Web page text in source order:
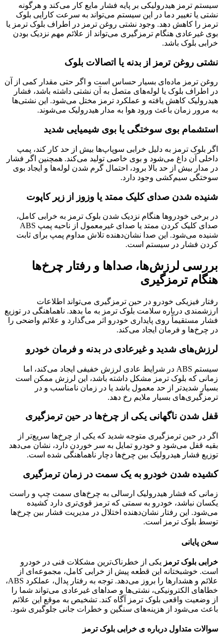
سیستم ترمز هیدرولیکی بر پایه فشار مایع کار می‌کند و هرگونه
نشتی یا تغییر دما در این سیستم می‌تواند به سرعت کارایی بلوک
ترمز را کاهش دهد. وجود نشتی روغن ترمز در اطراف بلوک ترمز یا
بوی غیرعادی هنگام ترمزگیری می‌تواند از علائم مهم نزدیک بودن
خرابی بلوک باشد.
نشتی روغن ترمز از بدنه یا اتصالات بلوک
روغن ترمز ماده‌ای بسیار حساس است و اگر حتی مقدار کمی از آن
در اطراف بلوک یا لوله‌های متصل به آن نشتی داشته باشد، فشار
هیدرولیک کاهش یافته و عملکرد ترمز مختل می‌شود. این نشتی‌ها
به مرور زمان باعث ورود هوا به مدار هیدرولیک می‌شوند.
استشمام بوی سوختگی یا بوی شیمیایی شدید
اگر بلوک ترمز به دلیل خرابی سوپاپ‌ها بیش از حد کار کند، پمپ
داخلی آن داغ می‌شود و بوی خاصی تولید می‌کند. همچنین اگر فشار
در مدار بیش از حد بالا برود، احتمال گرم شدن لوله‌ها و ایجاد بوی
سوختگی سیم‌کشی وجود دارد.
شنیده شدن صدای کلیک ممتد یا وزوز از زیر کاپوت
در برخی خودروها هنگام نزدیک شدن بلوک ترمز به خرابی کامل،
صدای کلیک کردن ممتد یا صدای غیرمعمول از ناحیه پمپ ABS
شنیده می‌شود. این صدا نشان‌دهنده تلاش مداوم پمپ برای ثابت
کردن فشار در سیستم است.
بررسی لرزش‌ها، صداها و رفتار چرخ‌ها
هنگام ترمزگیری
رفتار فیزیکی خودرو در حین ترمزگیری می‌تواند اطلاعات
ارزشمندی درباره سلامت بلوک ترمز به ما بدهد. ناهماهنگی در توزیع
فشار مستقیماً روی پایداری خودرو اثر می‌گذارد و علائم واضحی را
در چرخ‌ها و فرمان ایجاد می‌کند.
لرزش‌های شدید و غیرعادی در بدنه و فرمان خودرو
سیستم ABS در شرایط عادی لرزش خفیفی ایجاد می‌کند، اما
زمانی که بلوک ترمز مشکل داشته باشد، این لرزش ممکن است
بسیار شدیدتر از حد معمول باشد یا در زمان نامناسب و در
ترمزگیری‌های بسیار ملایم رخ دهد.
قفل شدن ناگهانی یکی از چرخ‌ها در حین ترمزگیری
اگر در حین ترمزگیری متوجه شدید که یکی از چرخ‌ها سریع‌تر از
بقیه قفل می‌شود و خودرو تمایل به سر خوردن دارد، نشان می‌دهد
توزیع فشار هیدرولیک بین چرخ‌ها دچار ناهماهنگی شده است.
کشیده شدن خودرو به یک سمت در زمان ترمزگیری
زمانی که فشار هیدرولیک ارسالی به چرخ‌های سمت چپ و راست
یکسان نباشد، خودرو به سمتی که ترمز قوی‌تری دارد کشیده
می‌شود. این رفتار نشان‌دهنده اختلال در مدیریت فشار بین چرخ‌ها
توسط بلوک ترمز است.
سخن پایانی
خرابی بلوک ترمز یکی از خطرناک‌ترین مشکلات فنی در خودرو
است. خوشبختانه این قطعه پیش از خرابی کامل، مجموعه‌ای از
علائم و هشدارها را بروز می‌دهد. توجه به رفتار پدال، عملکرد ABS،
خطاهای الکترونیکی، نشتی‌ها و صداهای غیرعادی می‌تواند شما را
از وضعیت واقعی بلوک ترمز آگاه کند. تشخیص به موقع این علائم
باعث می‌شود از هزینه‌های سنگین و خطرات جانی جلوگیری شود.
سوالات متداول درباره ی خرابی بلوک ترمز